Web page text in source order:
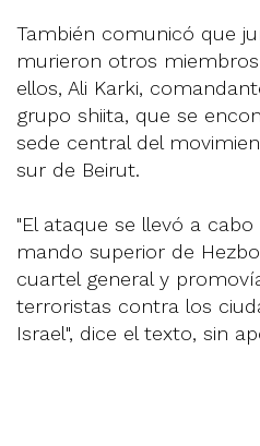
También comunicó que
murieron otros
ellos, Ali Karki,
grupo shiita, que se
sede central del
sur de Beirut.
"El ataque se llevó a
mando superior de
cuartel general y
terroristas contra los
Israel", dice el texto, sin